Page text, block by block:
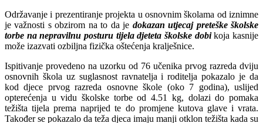
Održavanje i prezentiranje projekta u osnovnim školama od iznimne
je važnosti s obzirom na to da je dokazan utjecaj preteške školske
torbe na nepravilnu posturu tijela djeteta školske dobikoja kasnije
može izazvati ozbiljna fizička oštećenja kralješnice.
Ispitivanje provedeno na uzorku od 76 učenika prvog razreda dviju
osnovnih škola uz suglasnost ravnatelja i roditelja pokazalo je da
kod djece prvog razreda osnovne škole (oko 7 godina), uslijed
opterećenja u vidu školske torbe od 4.51 kg, dolazi do pomaka
težišta tijela prema naprijed te do promjene kutova glave i vrata.
Također se pokazalo da teža djeca imaju manji otklon težišta kada su